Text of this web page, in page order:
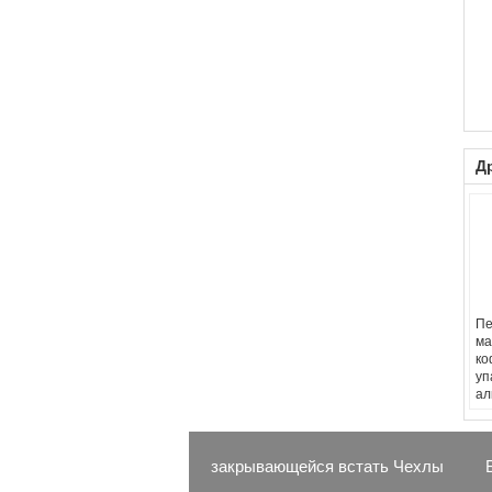
закрывающейся встать Чехлы